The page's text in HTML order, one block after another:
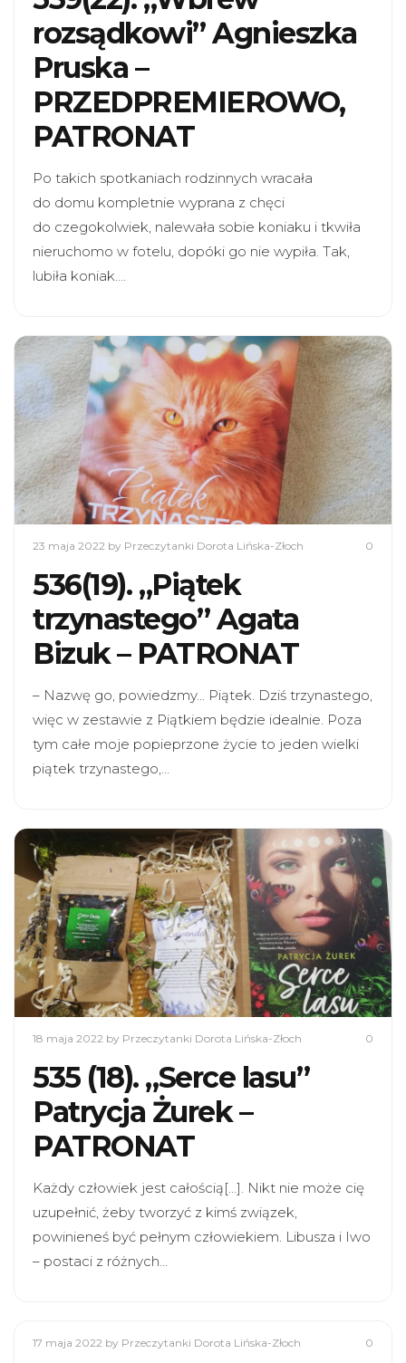
rozsądkowi” Agnieszka
Pruska –
PRZEDPREMIEROWO,
PATRONAT
Po takich spotkaniach rodzinnych wracała
do domu kompletnie wyprana z chęci
do czegokolwiek, nalewała sobie koniaku i tkwiła
nieruchomo w fotelu, dopóki go nie wypiła. Tak,
lubiła koniak.…
23 maja 2022 by Przeczytanki Dorota Lińska-Złoch 0
536(19). „Piątek
trzynastego” Agata
Bizuk – PATRONAT
– Nazwę go, powiedzmy… Piątek. Dziś trzynastego,
więc w zestawie z Piątkiem będzie idealnie. Poza
tym całe moje popieprzone życie to jeden wielki
piątek trzynastego,…
18 maja 2022 by Przeczytanki Dorota Lińska-Złoch 0
535 (18). „Serce lasu”
Patrycja Żurek –
PATRONAT
Każdy człowiek jest całością[…]. Nikt nie może cię
uzupełnić, żeby tworzyć z kimś związek,
powinieneś być pełnym człowiekiem. Libusza i Iwo
– postaci z różnych…
17 maja 2022 by Przeczytanki Dorota Lińska-Złoch 0